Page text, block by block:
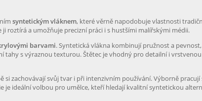
syntetickým vláknem, které věrně napodobuje vlastnosti
roztírá a umožňuje precizní práci i s hustšími malířskými médii.
barvami. Syntetická vlákna kombinují pružnost a
s výraznou texturou. Štětec je vhodný pro detailní i
si zachovávají svůj tvar i při intenzivním používání. Výborně
je ideální volbou pro umělce, kteří hledají kvalitní syntetickou